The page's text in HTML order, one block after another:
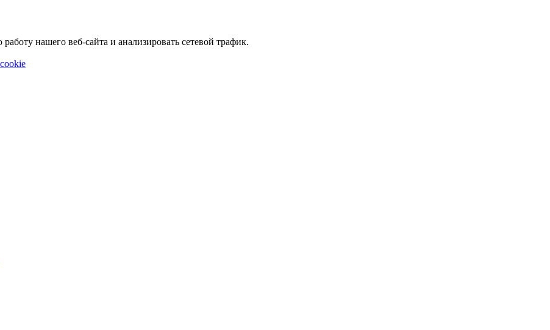
нашего веб-сайта и анализировать сетевой трафик.